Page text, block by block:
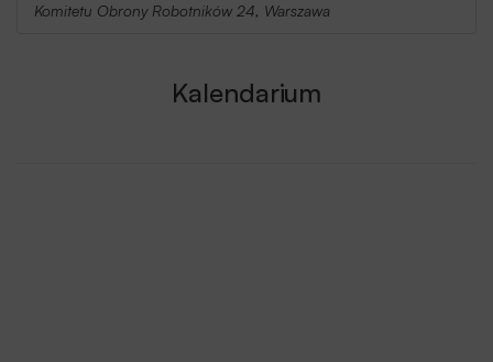
Komitetu Obrony Robotników 24, Warszawa
Kalendarium